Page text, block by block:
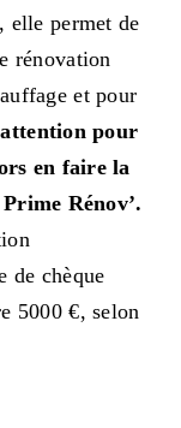
elle permet de
rénovation
et pour
pour
en faire la
Rénov’.
de chèque
5000 €, selon